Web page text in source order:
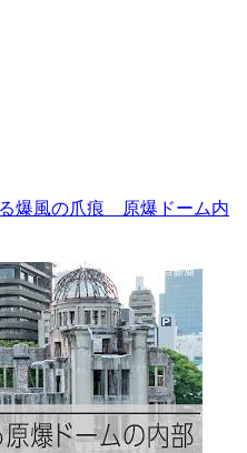
爆風の爪痕 原爆ドーム内